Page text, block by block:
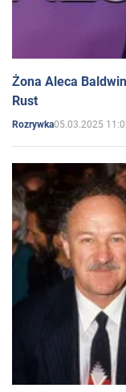
Żona Aleca
Rust
Rozrywka05.03.2025